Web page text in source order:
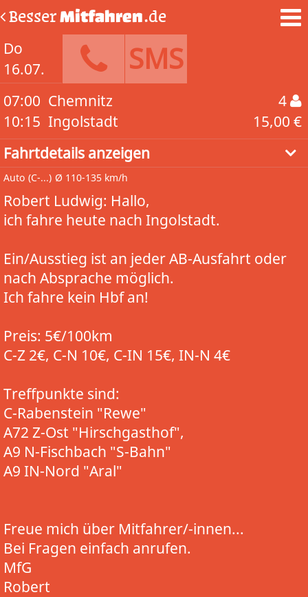
BesserMitfahren.de
Do
16.07.
SMS
07:00
10:15
Chemnitz
Ingolstadt
4
15,00 €
Fahrtdetails anzeigen
Auto (C-...) Ø 110-135 km/h
Robert Ludwig: Hallo,
ich fahre heute nach Ingolstadt.
Ein/Ausstieg ist an jeder AB-Ausfahrt oder
nach Absprache möglich.
Ich fahre kein Hbf an!
Preis: 5€/100km
C-Z 2€, C-N 10€, C-IN 15€, IN-N 4€
Treffpunkte sind:
C-Rabenstein "Rewe"
A72 Z-Ost "Hirschgasthof",
A9 N-Fischbach "S-Bahn"
A9 IN-Nord "Aral"
Freue mich über Mitfahrer/-innen...
Bei Fragen einfach anrufen.
MfG
Robert